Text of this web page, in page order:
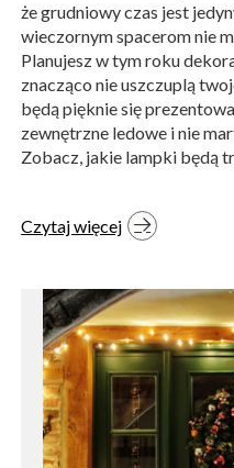
że grudniowy czas jest
wieczornym spacerom nie
Planujesz w tym roku
znacząco nie uszczuplą
będą pięknie się
zewnętrzne ledowe i nie
Zobacz, jakie lampki będą
Czytaj więcej